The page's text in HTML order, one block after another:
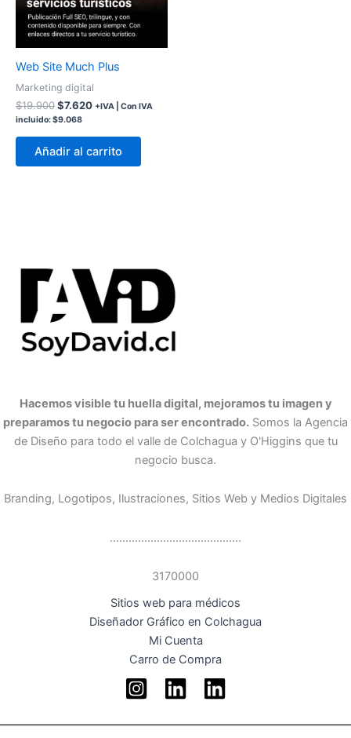
Web Site Much Plus
Marketing digital
$19.900$7.620 +IVA | Con IVA
incluido:$9.068
Añadir al carrito
Hacemos visible tu huella digital, mejoramos tu imagen y
preparamos tu negocio para ser encontrado. Somos la Agencia
de Diseño para todo el valle de Colchagua y O'Higgins que tu
negocio busca.
Branding, Logotipos, Ilustraciones, Sitios Web y Medios Digitales
..........................................
3170000
Sitios web para médicos
Diseñador Gráfico en Colchagua
Mi Cuenta
Carro de Compra